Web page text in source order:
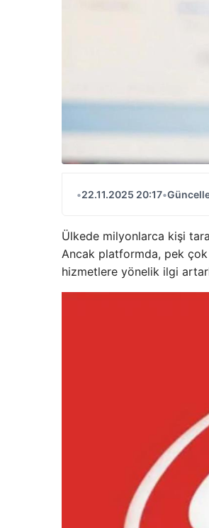
•22.11.2025 20:17•
Ülkede milyonlarca kişi
Ancak platformda, pek
hizmetlere yönelik ilgi